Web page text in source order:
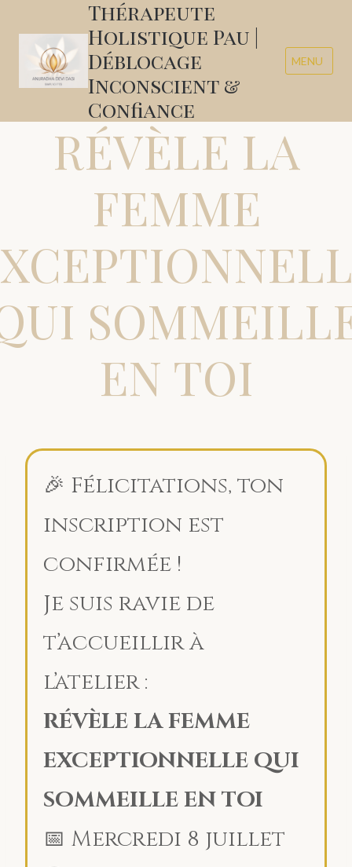
Thérapeute
Holistique Pau |
Déblocage
Inconscient &
Confiance
MENU
RÉVÈLE LA
FEMME
EN TOI
🎉 Félicitations, ton
inscription est
confirmée !
Je suis ravie de
t’accueillir à
l’atelier :
RÉVÈLE LA FEMME
EXCEPTIONNELLE QUI
SOMMEILLE EN TOI
📅 Mercredi 8 juillet